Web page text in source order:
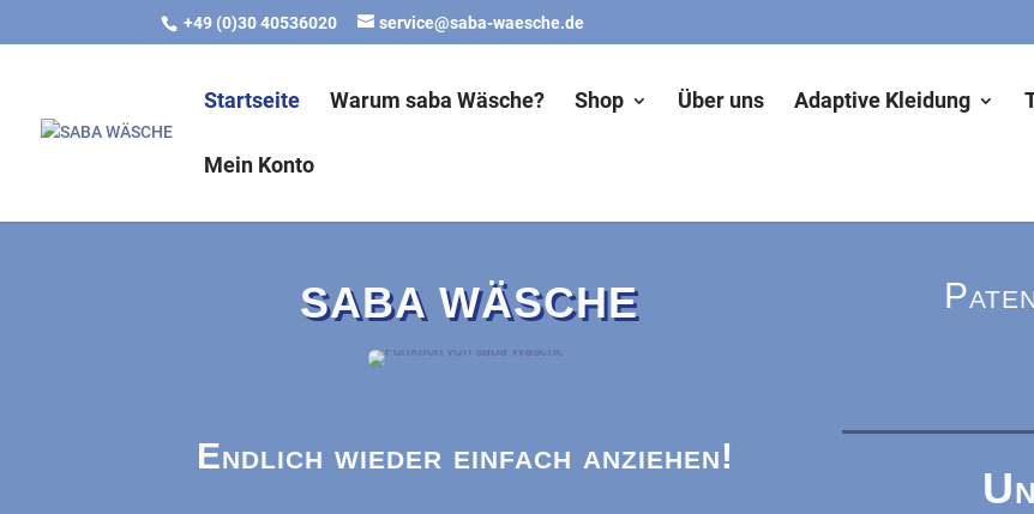
+49 (0)30 40536020 service@saba-waesche.de
Startseite Warum saba Wäsche? Shop Über uns Adaptive Kleidung
Mein Konto
SABA WÄSCHE
Endlich wieder einfach anziehen!